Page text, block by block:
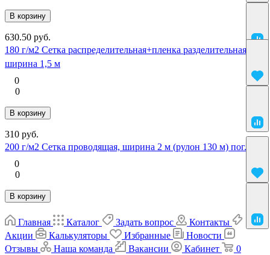
В корзину
630.50 руб.
180 г/м2 Сетка распределительная+пленка разделительная,
ширина 1,5 м
0
0
В корзину
310 руб.
200 г/м2 Сетка проводящая, ширина 2 м (рулон 130 м) пог.м.
0
0
В корзину
Главная Каталог Задать вопрос
Контакты
Акции
Калькуляторы Избранные
Новости
Отзывы
Наша команда Вакансии Кабинет
0